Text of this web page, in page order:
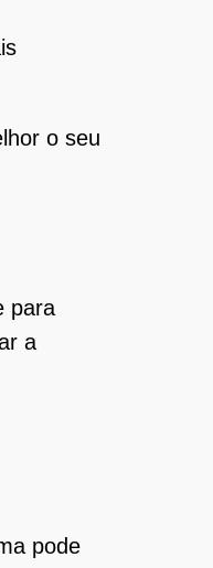
o seu
para
a
pode